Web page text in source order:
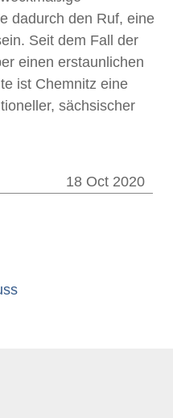
dadurch den Ruf, eine
Seit dem Fall der
einen erstaunlichen
ist Chemnitz eine
sächsischer
18 Oct 2020